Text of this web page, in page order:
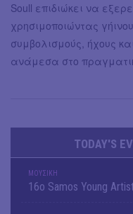
Soull επιδιώκει να
χρησιμοποιώντας
συμβολισμούς, ήχους
ανάμεσα στο
TODAY'S
ΜΟΥΣΙΚΗ
16o Samos Young